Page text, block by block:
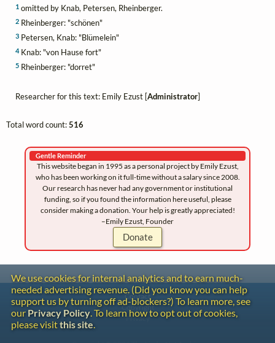
1omitted by Knab, Petersen, Rheinberger.
2Rheinberger: "schönen"
3Petersen, Knab: "Blümelein"
4Knab: "von Hause fort"
5Rheinberger: "dorret"
Researcher for this text: Emily Ezust [Administrator]
Total word count:516
Gentle Reminder
This website began in 1995 as a personal project by Emily Ezust,
who has been working on it full-time without a salary since 2008.
Our research has never had any government or institutional
funding, so if you found the information here useful, please
consider making a donation. Your help is greatly appreciated!
–Emily Ezust, Founder
Donate
We use cookies for internal analytics and to earn much-
needed advertising revenue. (Did you know you can help
support us by turning off ad-blockers?) To learn more, see
our Privacy Policy. To learn how to opt out of cookies,
please visitthis site.
Contact
Copyright
Privacy